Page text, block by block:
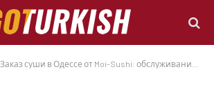
Заказ суши в Одессе от Moi-Sushi: обслуживание высокого качества по доступным ценам